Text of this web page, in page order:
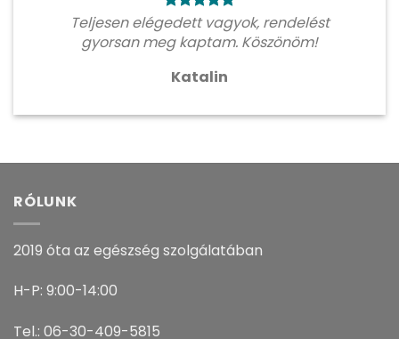
Teljesen elégedett vagyok, rendelést
gyorsan meg kaptam. Köszönöm!
Katalin
RÓLUNK
2019 óta az egészség szolgálatában
H-P: 9:00-14:00
Tel.: 06-30-409-5815